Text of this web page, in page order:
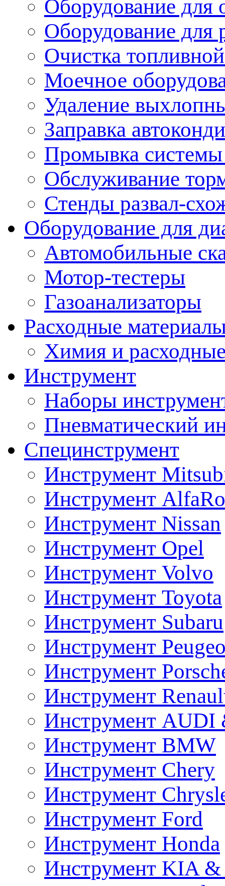
Оборудование для
Оборудование для
Очистка
Моечное
Удаление
Заправка
Промывка
Обслуживание
Стенды развал-
Оборудование для
Автомобильные
Мотор-тестеры
Газоанализаторы
Расходные
Химия и
Инструмент
Наборы
Пневматический
Специнструмент
Инструмент
Инструмент
Инструмент Nissan
Инструмент Opel
Инструмент Volvo
Инструмент Toyota
Инструмент Subaru
Инструмент
Инструмент
Инструмент
Инструмент AUDI
Инструмент BMW
Инструмент Chery
Инструмент
Инструмент Ford
Инструмент Honda
Инструмент KIA